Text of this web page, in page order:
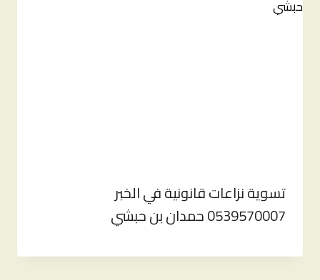
تسوية نزاعات قانونية في الخبر
0539570007 حمدان بن حبشي